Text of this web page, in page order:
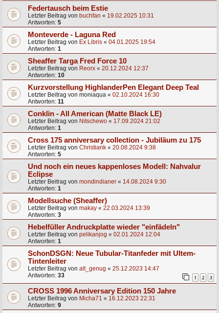
Federtausch beim Estie
Letzter Beitrag von buchfan « 19.02.2025 10:31
Antworten: 5
Monteverde - Laguna Red
Letzter Beitrag von Ex Libris « 04.01.2025 19:54
Antworten: 1
Sheaffer Targa Fred Force 10
Letzter Beitrag von Reorx « 20.12.2024 12:37
Antworten: 10
Kurzvorstellung HighlanderPen Elegant Deep Teal
Letzter Beitrag von moniaqua « 02.10.2024 16:30
Antworten: 11
Conklin - All American (Matte Black LE)
Letzter Beitrag von Nitschewo « 17.09.2024 21:02
Antworten: 1
Cross 175 anniversary collection - Jubiläum zu 175
Letzter Beitrag von Christiank « 20.08.2024 9:38
Antworten: 5
Und noch ein neues kappenloses Modell: Nahvalur
Eclipse
Letzter Beitrag von mondindianer « 14.08.2024 9:30
Antworten: 1
Modellsuche (Sheaffer)
Letzter Beitrag von makay « 22.03.2024 13:39
Antworten: 3
Hebelfüller Andruckplatte wieder "einfädeln"
Letzter Beitrag von pelikanjog « 02.01.2024 12:04
Antworten: 1
SchonDSGN: Neue Tubular-Titanfeder mit Ultem-
Tintenleiter
Letzter Beitrag von alt_genug « 25.12.2023 14:47
Antworten: 33 1 2 3
CROSS 1996 Anniversary Edition 150 Jahre
Letzter Beitrag von Micha71 « 16.12.2023 22:31
Antworten: 9